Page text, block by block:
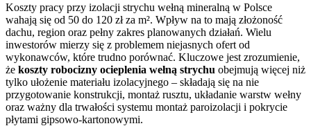
Koszty pracy przy izolacji strychu wełną mineralną w Polsce
wahają się od 50 do 120 zł za m². Wpływ na to mają złożoność
dachu, region oraz pełny zakres planowanych działań. Wielu
inwestorów mierzy się z problemem niejasnych ofert od
wykonawców, które trudno porównać. Kluczowe jest zrozumienie,
że koszty robocizny ocieplenia wełną strychu obejmują więcej niż
tylko ułożenie materiału izolacyjnego – składają się na nie
przygotowanie konstrukcji, montaż rusztu, układanie warstw wełny
oraz ważny dla trwałości systemu montaż paroizolacji i pokrycie
płytami gipsowo-kartonowymi.